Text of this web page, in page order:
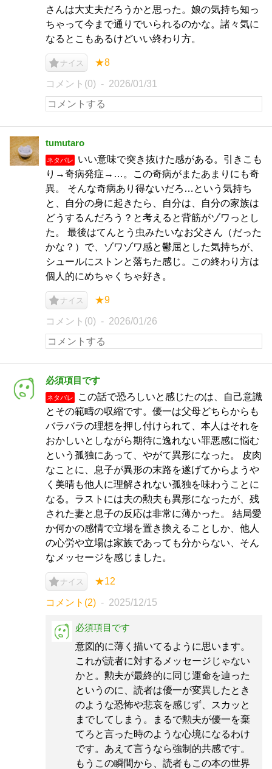
さんは大丈夫だろうかと思った。娘の気持ち知っ
ちゃって今まで通りでいられるのかな。諸々気に
なるとこもあるけどいい終わり方。
ナイス ★8
コメント(0) 2026/01/31
tumutaro
ネタバレ
いい意味で突き抜けた感がある。引きこも
り→奇病発症→…。この奇病がまたあまりにも奇
異。 そんな奇病あり得ないだろ…という気持ち
と、自分の身に起きたら、自分は、自分の家族は
どうするんだろう？と考えると背筋がゾワっとし
た。 最後はてんとう虫みたいなお父さん（だった
かな？）で、ゾワゾワ感と鬱屈とした気持ちが、
シュールにストンと落ちた感じ。この終わり方は
個人的にめちゃくちゃ好き。
ナイス ★9
コメント(0) 2026/01/26
必須項目です
ネタバレ
この話で恐ろしいと感じたのは、自己意識
とその範疇の収縮です。優一は父母どちらからも
バラバラの理想を押し付けられて、本人はそれを
おかしいとしながら期待に逸れない罪悪感に悩む
という孤独にあって、やがて異形になった。 皮肉
なことに、息子が異形の末路を遂げてからようや
く美晴も他人に理解されない孤独を味わうことに
なる。ラストには夫の勲夫も異形になったが、残
された妻と息子の反応は非常に薄かった。 結局愛
か何かの感情で立場を置き換えることしか、他人
の心労や立場は家族であっても分からない、そん
なメッセージを感じました。
ナイス ★12
コメント(2) 2025/12/15
必須項目です
意図的に薄く描いてるように思います。
これが読者に対するメッセージじゃない
かと。勲夫が最終的に同じ運命を辿った
というのに、読者は優一が変異したとき
のような恐怖や悲哀を感じず、スカッと
までしてしまう。まるで勲夫が優一を棄
てろと言った時のような心境になるわけ
です。あえて言うなら強制的共感です。
もうこの瞬間から、読者もこの本の世界